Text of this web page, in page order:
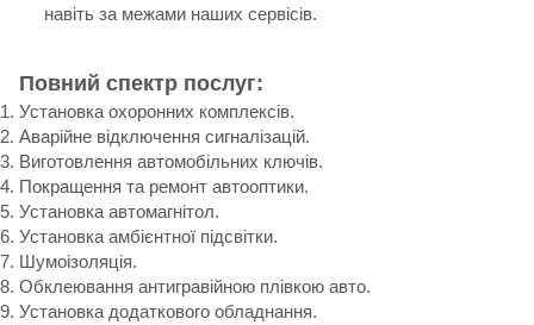
навіть за межами наших сервісів.
Повний спектр послуг:
Установка охоронних комплексів.
Аварійне відключення сигналізацій.
Виготовлення автомобільних ключів.
Покращення та ремонт автооптики.
Установка автомагнітол.
Установка амбієнтної підсвітки.
Шумоізоляція.
Обклеювання антигравійною плівкою авто.
Установка додаткового обладнання.